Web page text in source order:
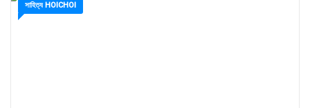
সাহিত্য HOICHOI